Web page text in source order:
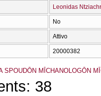
Leonidas
No
Attivo
20000382
SPOUDŌN MĪCΗANOLOGŌN
38